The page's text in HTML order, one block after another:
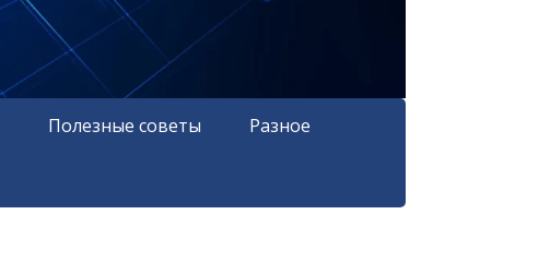
Полезные советы Разное